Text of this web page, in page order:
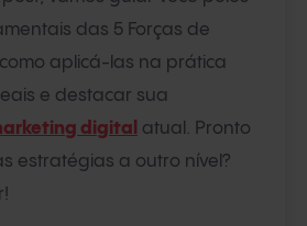
das 5 Forças de
aplicá-las na prática
e destacar sua
digital atual. Pronto
estratégias a outro nível?